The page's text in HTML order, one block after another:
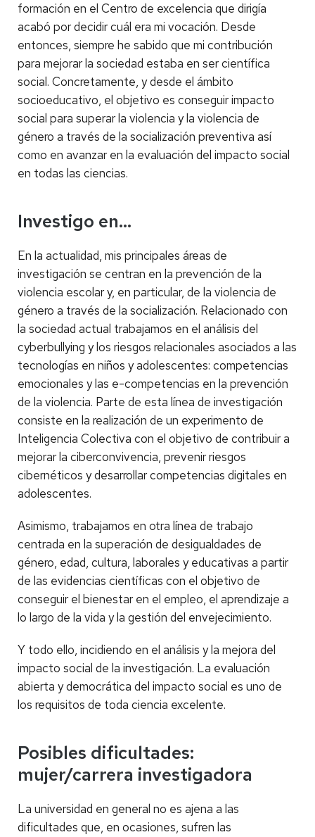
formación en el Centro de excelencia que dirigía
acabó por decidir cuál era mi vocación. Desde
entonces, siempre he sabido que mi contribución
para mejorar la sociedad estaba en ser científica
social. Concretamente, y desde el ámbito
socioeducativo, el objetivo es conseguir impacto
social para superar la violencia y la violencia de
género a través de la socialización preventiva así
como en avanzar en la evaluación del impacto social
en todas las ciencias.
Investigo en…
En la actualidad, mis principales áreas de
investigación se centran en la prevención de la
violencia escolar y, en particular, de la violencia de
género a través de la socialización. Relacionado con
la sociedad actual trabajamos en el análisis del
cyberbullying y los riesgos relacionales asociados a las
tecnologías en niños y adolescentes: competencias
emocionales y las e-competencias en la prevención
de la violencia. Parte de esta línea de investigación
consiste en la realización de un experimento de
Inteligencia Colectiva con el objetivo de contribuir a
mejorar la ciberconvivencia, prevenir riesgos
cibernéticos y desarrollar competencias digitales en
adolescentes.
Asimismo, trabajamos en otra línea de trabajo
centrada en la superación de desigualdades de
género, edad, cultura, laborales y educativas a partir
de las evidencias científicas con el objetivo de
conseguir el bienestar en el empleo, el aprendizaje a
lo largo de la vida y la gestión del envejecimiento.
Y todo ello, incidiendo en el análisis y la mejora del
impacto social de la investigación. La evaluación
abierta y democrática del impacto social es uno de
los requisitos de toda ciencia excelente.
Posibles dificultades:
mujer/carrera investigadora
La universidad en general no es ajena a las
dificultades que, en ocasiones, sufren las